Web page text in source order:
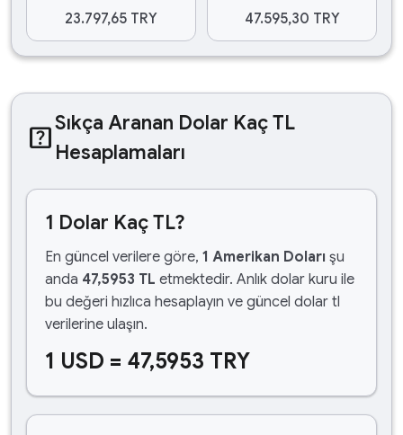
23.797,65 TRY
47.595,30 TRY
help_centerSıkça Aranan Dolar Kaç TL
Hesaplamaları
1 Dolar Kaç TL?
En güncel verilere göre, 1 Amerikan Doları şu
anda 47,5953 TL etmektedir. Anlık dolar kuru ile
bu değeri hızlıca hesaplayın ve güncel dolar tl
verilerine ulaşın.
1 USD = 47,5953 TRY